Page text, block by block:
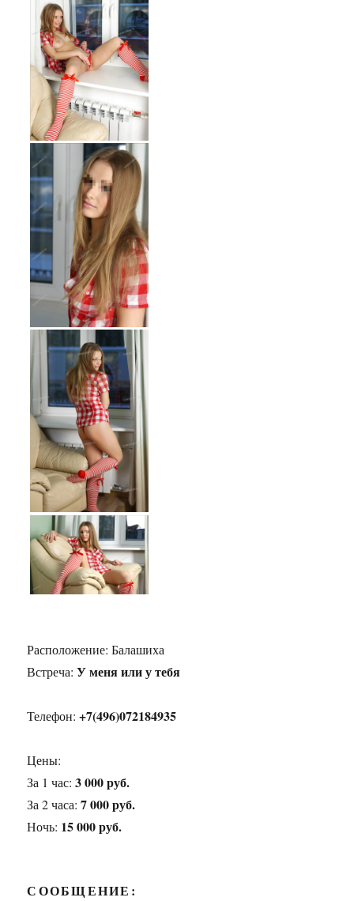
Расположение:Балашиха
Встреча:У меня или у тебя
Телефон:+7(496)072184935
Цены:
За 1 час:3 000 руб.
За 2 часа:7 000 руб.
Ночь: 15 000 руб.
СООБЩЕНИЕ: